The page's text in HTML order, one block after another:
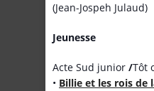
(Jean-Jospeh Julaud)
Jeunesse
Acte Sud junior /Tôt
• Billie et les rois de